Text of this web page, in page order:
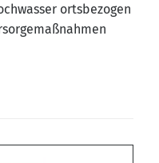
orts­be­zo­gen